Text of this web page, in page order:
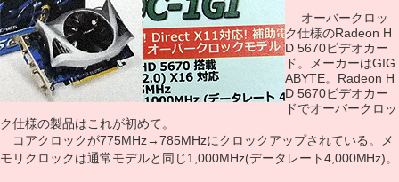
オーバークロッ
ク仕様のRadeon H
D 5670ビデオカー
ド。メーカーはGIG
ABYTE。Radeon H
D 5670ビデオカー
ドでオーバークロッ
ク仕様の製品はこれが初めて。
コアクロックが775MHz→785MHzにクロックアップされている。メ
モリクロックは通常モデルと同じ1,000MHz(データレート4,000MHz)。